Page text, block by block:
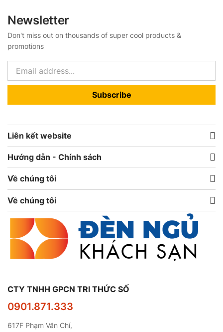
Newsletter
Don't miss out on thousands of super cool products &
promotions
Subscribe
Liên kết website
Hướng dẫn - Chính sách
Về chúng tôi
Về chúng tôi
CTY TNHH GPCN TRI THỨC SỐ
0901.871.333
617F Phạm Văn Chí,